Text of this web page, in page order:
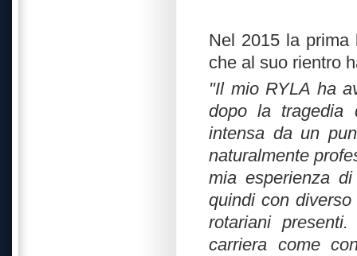
Nel 2015 la prima
che al suo rientro
"Il mio RYLA ha
dopo la tragedia
intensa da un
naturalmente
mia esperienza
quindi con
rotariani
carriera come